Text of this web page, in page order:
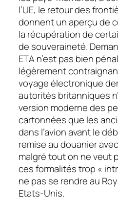
l’UE, le retour des
donnent un aperçu de
la récupération de
de souveraineté.
ETA n’est pas bien
légèrement
voyage électronique
autorités britanniques
version moderne des
cartonnées que les
dans l’avion avant le
remise au douanier
malgré tout on ne veut
ces formalités trop «
ne pas se rendre au
Etats-Unis.